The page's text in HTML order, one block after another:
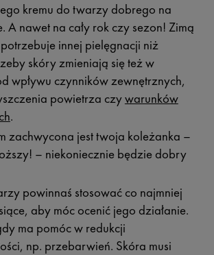
kremu do twarzy dobrego na
A nawet na cały rok czy sezon! Zimą
innej pielęgnacji niż
skóry zmieniają się też w
wpływu czynników zewnętrznych,
powietrza czywarunków
.
zachwycona jest twoja koleżanka –
– niekoniecznie będzie dobry
powinnaś stosować co najmniej
aby móc ocenić jego działanie.
ma pomóc w redukcji
np. przebarwień. Skóra musi